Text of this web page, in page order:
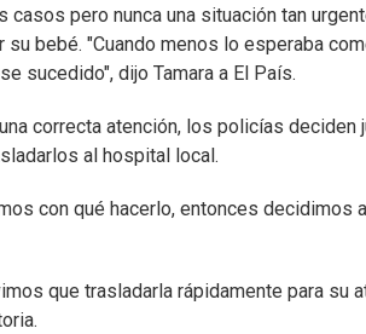
pero nunca una situación tan
su bebé. "Cuando menos lo esperaba
sucedido", dijo Tamara a El País.
correcta atención, los policías deciden
al hospital local.
con qué hacerlo, entonces decidimos
que trasladarla rápidamente para su